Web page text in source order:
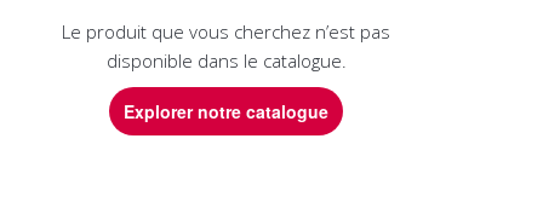
Le produit que vous cherchez n’est pas
disponible dans le catalogue.
Explorer notre catalogue